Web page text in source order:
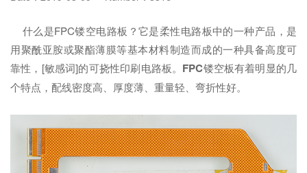
什么是FPC镂空电路板？它是柔性电路板中的一种产品，是
用聚酰亚胺或聚酯薄膜等基本材料制造而成的一种具备高度可
靠性，[敏感词]的可挠性印刷电路板。 FPC镂空板有着明显的几
个特点，配线密度高、厚度薄、重量轻、弯折性好。